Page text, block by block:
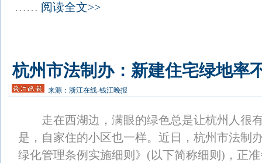
…… 阅读全文>>
杭州市法制办：新建住宅绿地率
来源：浙江在线-钱江晚报
走在西湖边，满眼的绿色总是让杭州人很
是，自家住的小区也一样。近日，杭州市法制
绿化管理条例实施细则》(以下简称细则)，正